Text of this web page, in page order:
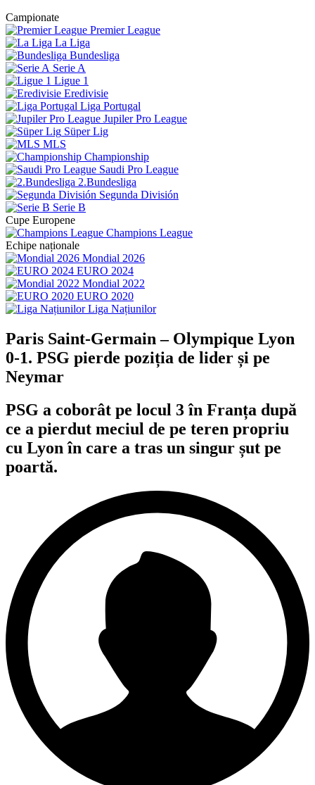
Campionate
Premier League
La Liga
Bundesliga
Serie A
Ligue 1
Eredivisie
Liga Portugal
Jupiler Pro League
Süper Lig
MLS
Championship
Saudi Pro League
2.Bundesliga
Segunda División
Serie B
Cupe Europene
Champions League
Echipe naționale
Mondial 2026
EURO 2024
Mondial 2022
EURO 2020
Liga Națiunilor
Paris Saint-Germain – Olympique Lyon
0-1. PSG pierde poziția de lider și pe
Neymar
PSG a coborât pe locul 3 în Franța după
ce a pierdut meciul de pe teren propriu
cu Lyon în care a tras un singur șut pe
poartă.